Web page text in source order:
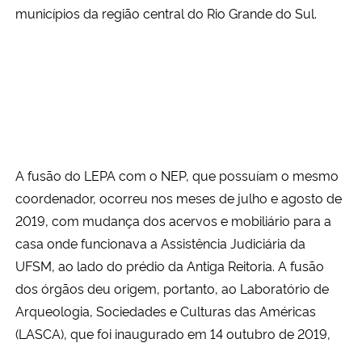
municípios da região central do Rio Grande do Sul.
A fusão do LEPA com o NEP, que possuíam o mesmo
coordenador, ocorreu nos meses de julho e agosto de
2019, com mudança dos acervos e mobiliário para a
casa onde funcionava a Assistência Judiciária da
UFSM, ao lado do prédio da Antiga Reitoria. A fusão
dos órgãos deu origem, portanto, ao Laboratório de
Arqueologia, Sociedades e Culturas das Américas
(LASCA), que foi inaugurado em 14 outubro de 2019,